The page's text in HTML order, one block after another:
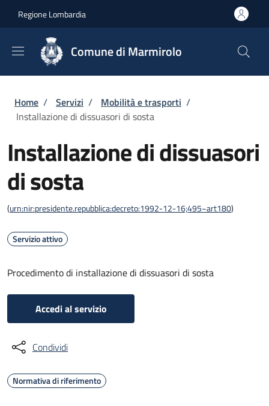
Regione Lombardia
Comune di Marmirolo
Briciole di pane
Home / Servizi / Mobilità e trasporti /
Installazione di dissuasori di sosta
Installazione di dissuasori
di sosta
(urn:nir:presidente.repubblica:decreto:1992-12-16;495~art180)
Servizio attivo
Procedimento di installazione di dissuasori di sosta
Accedi al servizio
Condividi
Normativa di riferimento